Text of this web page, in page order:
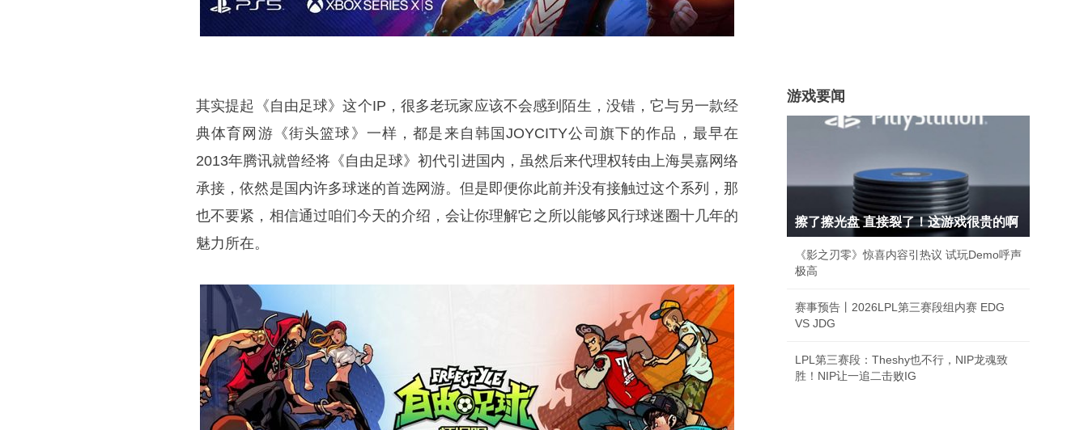
其实提起《自由足球》这个IP，很多老玩家应该不会感到陌生，没错，它与另一款经
典体育网游《街头篮球》一样，都是来自韩国JOYCITY公司旗下的作品，最早在
2013年腾讯就曾经将《自由足球》初代引进国内，虽然后来代理权转由上海昊嘉网络
承接，依然是国内许多球迷的首选网游。但是即便你此前并没有接触过这个系列，那
也不要紧，相信通过咱们今天的介绍，会让你理解它之所以能够风行球迷圈十几年的
魅力所在。
游戏要闻
擦了擦光盘 直接裂了！这游戏很贵的啊
《影之刃零》惊喜内容引热议 试玩Demo呼声
极高
赛事预告丨2026LPL第三赛段组内赛 EDG
VS JDG
LPL第三赛段：Theshy也不行，NIP龙魂致
胜！NIP让一追二击败IG